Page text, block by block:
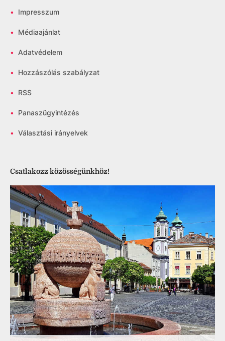
• Impresszum
• Médiaajánlat
• Adatvédelem
• Hozzászólás szabályzat
• RSS
• Panaszügyintézés
• Választási irányelvek
Csatlakozz közösségünkhöz!